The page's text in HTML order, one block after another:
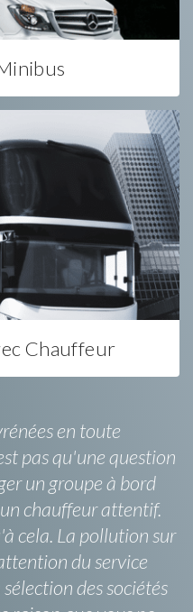
Chauffeur
en toute
pas qu'une question
un groupe à bord
chauffeur attentif.
cela. La pollution sur
du service
des sociétés